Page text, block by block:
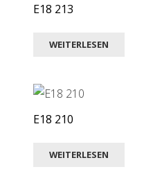
E18 213
WEITERLESEN
E18 210
WEITERLESEN